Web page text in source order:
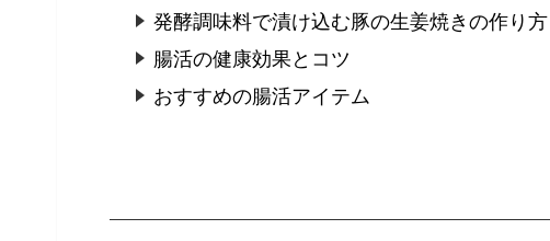
発酵調味料で漬け込む豚の生姜焼きの作り方
腸活の健康効果とコツ
おすすめの腸活アイテム